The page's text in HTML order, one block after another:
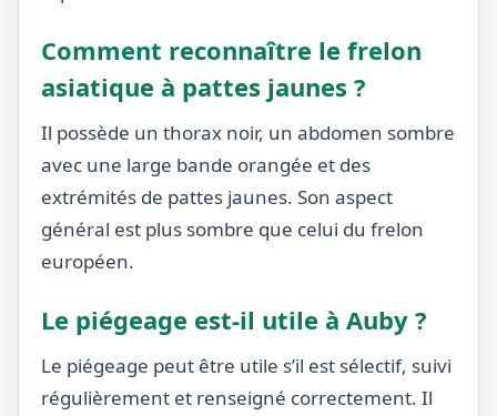
Comment reconnaître le frelon
asiatique à pattes jaunes ?
Il possède un thorax noir, un abdomen sombre
avec une large bande orangée et des
extrémités de pattes jaunes. Son aspect
général est plus sombre que celui du frelon
européen.
Le piégeage est-il utile à Auby ?
Le piégeage peut être utile s’il est sélectif, suivi
régulièrement et renseigné correctement. Il